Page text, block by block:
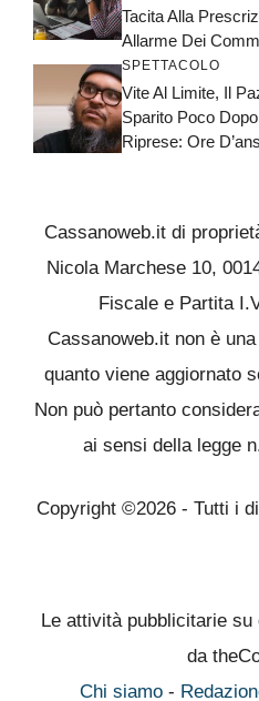
Tacita Alla
Allarme Dei
SPETTACOLO
Vite Al Limite, Il
Sparito Poco
Riprese: Ore
Cassanoweb.it di
Nicola Marchese 10,
Fiscale e Partita
Cassanoweb.it non è
quanto viene aggiornato
Non può pertanto
ai sensi della legge
Copyright ©2026 - Tutti i
Le attività pubblicitarie
da
Chi siamo-